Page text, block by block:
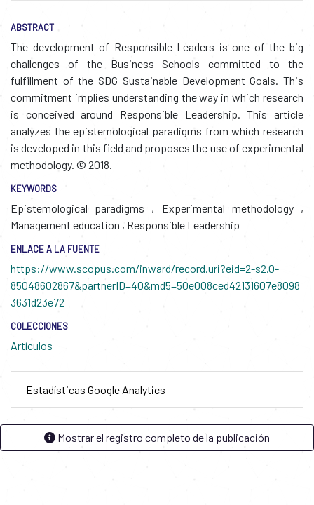
ABSTRACT
The development of Responsible Leaders is one of the big
challenges of the Business Schools committed to the
fulfillment of the SDG Sustainable Development Goals. This
commitment implies understanding the way in which research
is conceived around Responsible Leadership. This article
analyzes the epistemological paradigms from which research
is developed in this field and proposes the use of experimental
methodology. © 2018.
KEYWORDS
Epistemological paradigms , Experimental methodology ,
Management education , Responsible Leadership
ENLACE A LA FUENTE
https://www.scopus.com/inward/record.uri?eid=2-s2.0-
85048602867&partnerID=40&md5=50e008ced42131607e8098
3631d23e72
COLECCIONES
Artículos
Estadísticas Google Analytics
Mostrar el registro completo de la publicación